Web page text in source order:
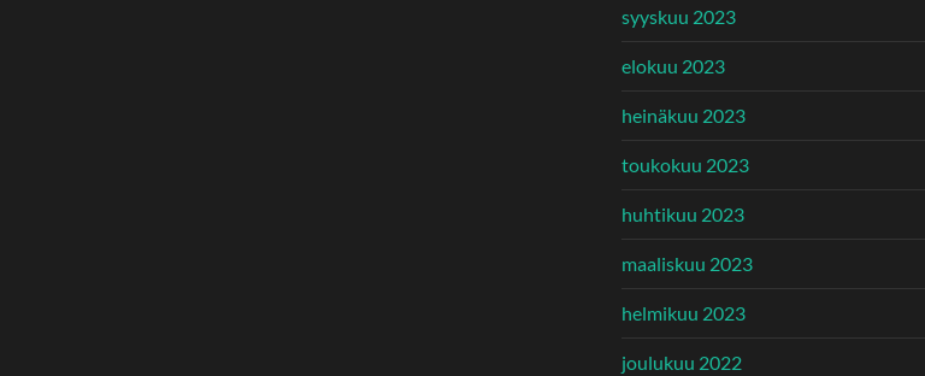
syyskuu 2023
elokuu 2023
heinäkuu 2023
toukokuu 2023
huhtikuu 2023
maaliskuu 2023
helmikuu 2023
joulukuu 2022